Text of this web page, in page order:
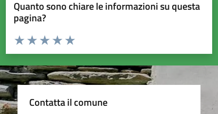
Quanto sono chiare le informazioni su questa
pagina?
Valuta da 1 a 5 stelle la pagina
Valuta 5 stelle su 5
Valuta 4 stelle su 5
Valuta 3 stelle su 5
Valuta 2 stelle su 5
Valuta 1 stelle su 5
Contatta il comune